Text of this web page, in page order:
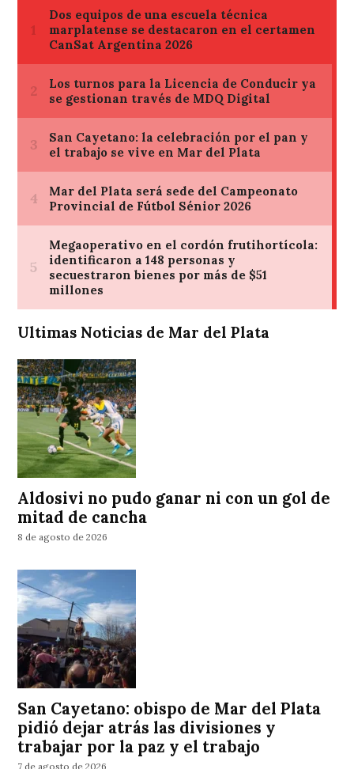
Ultimas Noticias de Mar del Plata
Aldosivi no pudo ganar ni con un gol de
mitad de cancha
8 de agosto de 2026
San Cayetano: obispo de Mar del Plata
pidió dejar atrás las divisiones y
trabajar por la paz y el trabajo
7 de agosto de 2026